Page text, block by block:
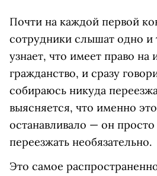
Почти на каждой первой
сотрудники слышат одно и
узнает, что имеет право на
гражданство, и сразу
собираюсь никуда
выясняется, что именно
останавливало — он просто
переезжать необязательно.
Это самое